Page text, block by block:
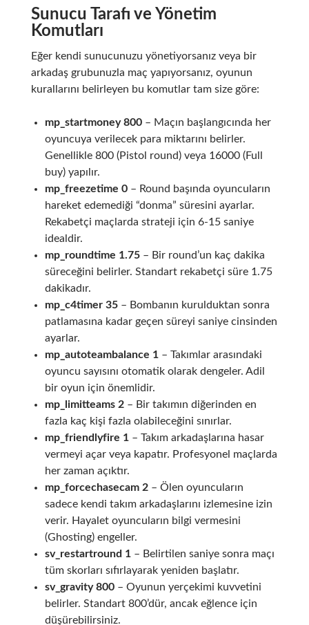
Sunucu Tarafı ve Yönetim
Komutları
Eğer kendi sunucunuzu yönetiyorsanız veya bir
arkadaş grubunuzla maç yapıyorsanız, oyunun
kurallarını belirleyen bu komutlar tam size göre:
mp_startmoney 800– Maçın başlangıcında her
oyuncuya verilecek para miktarını belirler.
Genellikle 800 (Pistol round) veya 16000 (Full
buy) yapılır.
mp_freezetime 0– Round başında oyuncuların
hareket edemediği “donma” süresini ayarlar.
Rekabetçi maçlarda strateji için 6-15 saniye
idealdir.
mp_roundtime 1.75– Bir round’un kaç dakika
süreceğini belirler. Standart rekabetçi süre 1.75
dakikadır.
mp_c4timer 35– Bombanın kurulduktan sonra
patlamasına kadar geçen süreyi saniye cinsinden
ayarlar.
mp_autoteambalance 1– Takımlar arasındaki
oyuncu sayısını otomatik olarak dengeler. Adil
bir oyun için önemlidir.
mp_limitteams 2– Bir takımın diğerinden en
fazla kaç kişi fazla olabileceğini sınırlar.
mp_friendlyfire 1– Takım arkadaşlarına hasar
vermeyi açar veya kapatır. Profesyonel maçlarda
her zaman açıktır.
mp_forcechasecam 2– Ölen oyuncuların
sadece kendi takım arkadaşlarını izlemesine izin
verir. Hayalet oyuncuların bilgi vermesini
(Ghosting) engeller.
sv_restartround 1– Belirtilen saniye sonra maçı
tüm skorları sıfırlayarak yeniden başlatır.
sv_gravity 800– Oyunun yerçekimi kuvvetini
belirler. Standart 800’dür, ancak eğlence için
düşürebilirsiniz.